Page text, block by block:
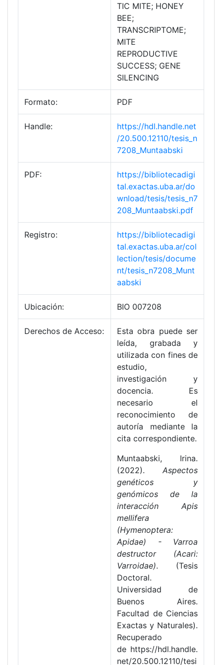
TIC MITE; HONEY
BEE;
TRANSCRIPTOME;
MITE
REPRODUCTIVE
SUCCESS; GENE
SILENCING
Formato: PDF
Handle:
https://hdl.handle.net
/20.500.12110/tesis_n
7208_Muntaabski
PDF:
https://bibliotecadigi
tal.exactas.uba.ar/do
wnload/tesis/tesis_n7
208_Muntaabski.pdf
Registro:
https://bibliotecadigi
tal.exactas.uba.ar/col
lection/tesis/docume
nt/tesis_n7208_Munt
aabski
Ubicación: BIO 007208
Derechos de Acceso:
Esta obra puede ser
leída, grabada y
utilizada con fines de
estudio,
investigación y
docencia. Es
necesario el
reconocimiento de
autoría mediante la
cita correspondiente.
Muntaabski, Irina.
(2022). Aspectos
genéticos y
genómicos de la
interacción Apis
mellifera
(Hymenoptera:
Apidae) - Varroa
destructor (Acari:
Varroidae). (Tesis
Doctoral.
Universidad de
Buenos Aires.
Facultad de Ciencias
Exactas y Naturales).
Recuperado
de https://hdl.handle.
net/20.500.12110/tesi